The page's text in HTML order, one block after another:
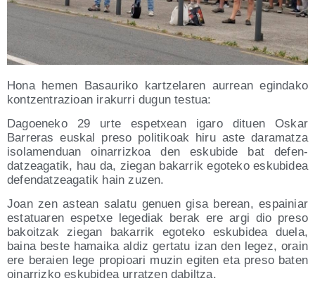
Hona hemen Basau­ri­ko kar­tze­la­ren aurrean egin­da­ko
kon­tzen­tra­zioan ira­ku­rri dugun testua:
Dagoe­ne­ko 29 urte espetxean iga­ro dituen Oskar
Barre­ras eus­kal pre­so poli­ti­koak hiru aste dara­matza
iso­la­men­duan oina­rriz­koa den esku­bi­de bat defen­
datzea­ga­tik, hau da, zie­gan baka­rrik ego­te­ko esku­bi­dea
defen­datzea­ga­tik hain zuzen.
Joan zen astean sala­tu genuen gisa berean, espai­niar
esta­tua­ren espetxe lege­diak berak ere argi dio pre­so
bakoitzak zie­gan baka­rrik ego­te­ko esku­bi­dea due­la,
bai­na bes­te hamai­ka aldiz ger­ta­tu izan den legez, orain
ere beraien lege pro­pioa­ri muzin egi­ten eta pre­so baten
oina­rriz­ko esku­bi­dea urratzen dabiltza.